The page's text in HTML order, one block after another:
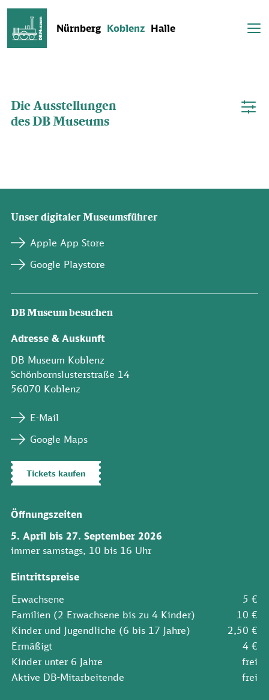
Nürnberg Koblenz Halle
Die Ausstellungen
des DB Museums
Unser digitaler Museumsführer
Apple App Store
Google Playstore
DB Museum besuchen
Adresse & Auskunft
DB Museum Koblenz
Schönbornslusterstraße 14
56070 Koblenz
E-Mail
Google Maps
Tickets kaufen
Öffnungszeiten
5. April bis 27. September 2026
immer samstags, 10 bis 16 Uhr
Eintrittspreise
Erwachsene
5 €
Familien (2 Erwachsene bis zu 4 Kinder)
10 €
Kinder und Jugendliche (6 bis 17 Jahre)
2,50 €
Ermäßigt
4 €
Kinder unter 6 Jahre
frei
Aktive DB-Mitarbeitende
frei